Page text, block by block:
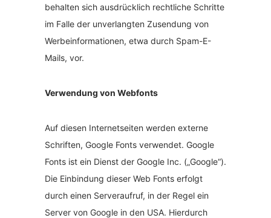
behalten sich ausdrücklich rechtliche Schritte
im Falle der unverlangten Zusendung von
Werbeinformationen, etwa durch Spam-E-
Mails, vor.
Verwendung von Webfonts
Auf diesen Internetseiten werden externe
Schriften, Google Fonts verwendet. Google
Fonts ist ein Dienst der Google Inc. („Google“).
Die Einbindung dieser Web Fonts erfolgt
durch einen Serveraufruf, in der Regel ein
Server von Google in den USA. Hierdurch